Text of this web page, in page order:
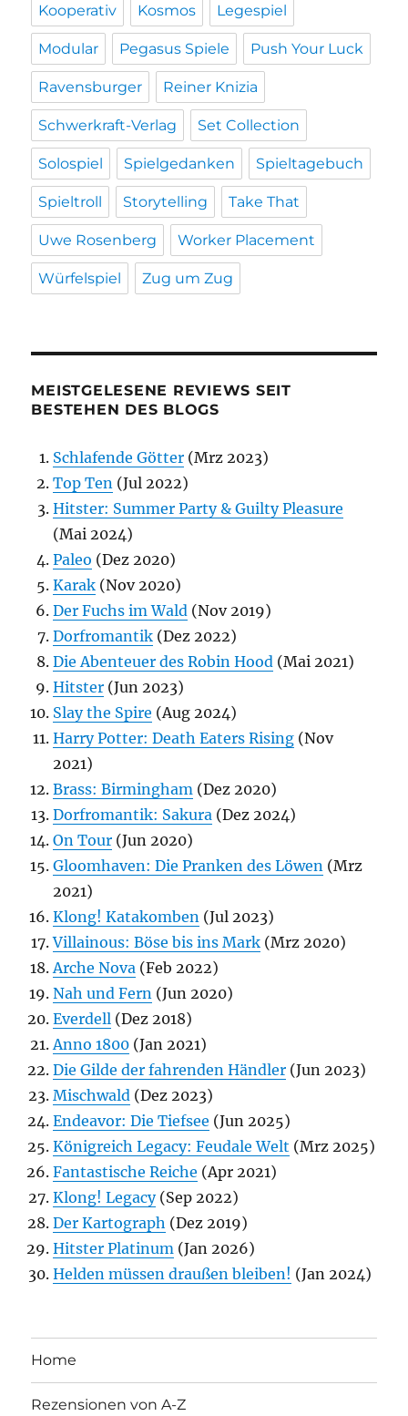
Kooperativ Kosmos Legespiel
Modular Pegasus Spiele Push Your Luck
Ravensburger Reiner Knizia
Schwerkraft-Verlag Set Collection
Solospiel Spielgedanken Spieltagebuch
Spieltroll Storytelling Take That
Uwe Rosenberg Worker Placement
Würfelspiel Zug um Zug
MEISTGELESENE REVIEWS SEIT
BESTEHEN DES BLOGS
Schlafende Götter (Mrz 2023)
Top Ten (Jul 2022)
Hitster: Summer Party & Guilty Pleasure
(Mai 2024)
Paleo (Dez 2020)
Karak (Nov 2020)
Der Fuchs im Wald (Nov 2019)
Dorfromantik (Dez 2022)
Die Abenteuer des Robin Hood (Mai 2021)
Hitster (Jun 2023)
Slay the Spire (Aug 2024)
Harry Potter: Death Eaters Rising (Nov
2021)
Brass: Birmingham (Dez 2020)
Dorfromantik: Sakura (Dez 2024)
On Tour (Jun 2020)
Gloomhaven: Die Pranken des Löwen (Mrz
2021)
Klong! Katakomben (Jul 2023)
Villainous: Böse bis ins Mark (Mrz 2020)
Arche Nova (Feb 2022)
Nah und Fern (Jun 2020)
Everdell (Dez 2018)
Anno 1800 (Jan 2021)
Die Gilde der fahrenden Händler (Jun 2023)
Mischwald (Dez 2023)
Endeavor: Die Tiefsee (Jun 2025)
Königreich Legacy: Feudale Welt (Mrz 2025)
Fantastische Reiche (Apr 2021)
Klong! Legacy(Sep 2022)
Der Kartograph (Dez 2019)
Hitster Platinum (Jan 2026)
Helden müssen draußen bleiben! (Jan 2024)
Home
Rezensionen von A-Z